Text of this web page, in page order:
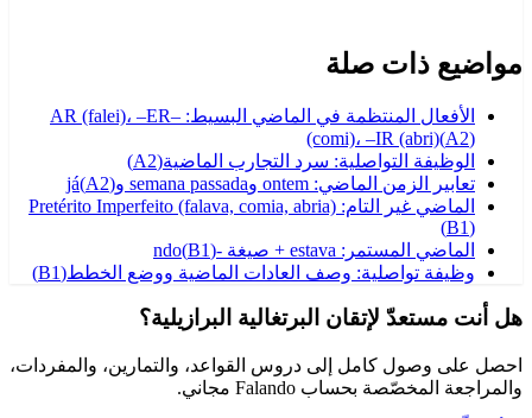
مواضيع ذات صلة
الأفعال المنتظمة في الماضي البسيط: –AR (falei)، –ER
(comi)، –IR (abri)(A2)
الوظيفة التواصلية: سرد التجارب الماضية(
A2
)
تعابير الزمن الماضي: ontem وsemana passada وjá
(A2)
الماضي غير التام: Pretérito Imperfeito (falava, comia, abria)
(B1)
الماضي المستمر: estava + صيغة -ndo
(B1)
وظيفة تواصلية: وصف العادات الماضية ووضع الخطط(
B1
)
هل أنت مستعدّ لإتقان البرتغالية البرازيلية؟
احصل على وصول كامل إلى دروس القواعد، والتمارين، والمفردات،
والمراجعة المخصّصة بحساب Falando مجاني.